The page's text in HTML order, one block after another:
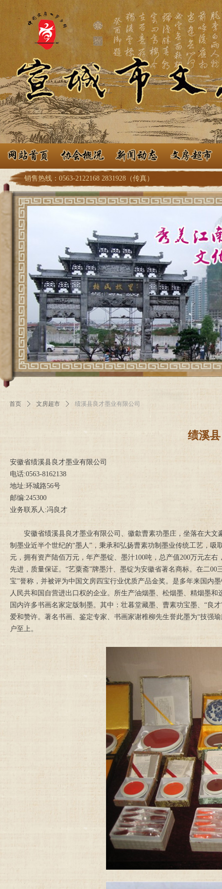
销售热线：0563-2122168 2831928（传真）
首页 ꄲ 文房超市 ꄲ 绩溪县良才墨业有限公司
绩溪
安徽省绩溪县良才墨业有限公司
电话:0563-8162138
地址:环城路56号
邮编:245300
业务联系人:冯良才
安徽省绩溪县良才墨业有限公司、徽歙曹素功墨庄，坐落在大
制墨业近半个世纪的“墨人”，秉承和弘扬曹素功制墨业传统工艺，
元，拥有资产陆佰万元，年产墨锭、墨汁100吨，总产值200万元左
先进，质量保证。“艺粟斋”牌墨汁、墨锭为安徽省著名商标。在二
宝”誉称，并被评为中国文房四宝行业优质产品金奖。是多年来国内
人民共和国自营进出口权的企业。所生产油烟墨、松烟墨、精烟墨
国内许多书画名家定版制墨。其中：壮暮堂藏墨、曹素功宝墨、“良
爱和赞许。著名书画、鉴定专家、书画家谢稚柳先生誉此墨为“技强
户至上。